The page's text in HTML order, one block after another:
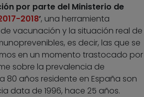
por parte del Ministerio de
2018’, una herramienta
vacunación y la situación real de
es decir, las que se
en un momento trastocado
sobre la prevalencia de
años residente en España son
data de 1996, hace 25 años.